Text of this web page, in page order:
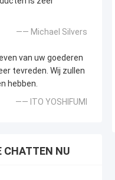
—— Michael Silvers
van uw goederen
tevreden. Wij zullen
hebben.
—— ITO YOSHIFUMI
CHATTEN NU